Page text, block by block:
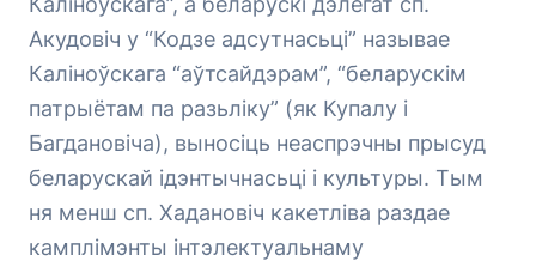
Акудовіч у “Кодзе адсутнасьці” называе
Каліноўскага “аўтсайдэрам”, “беларускім
патрыётам па разьліку” (як Купалу і
Багдановіча), выносіць неаспрэчны прысуд
беларускай ідэнтычнасьці і культуры. Тым
ня менш сп. Хадановіч какетліва раздае
камплімэнты інтэлектуальнаму